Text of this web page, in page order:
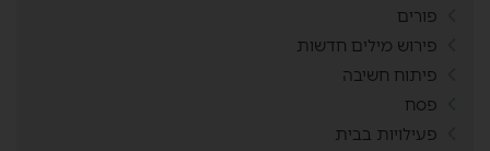
פורים
פירוש מילים חדשות
פיתוח חשיבה
פסח
פעילויות בבית